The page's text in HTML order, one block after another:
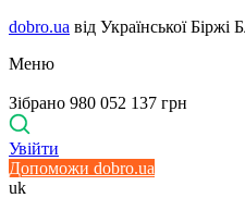
dobro.ua від Української Біржі
Меню
Зібрано 980 052 137 грн
Увійти
Допоможи dobro.ua
uk